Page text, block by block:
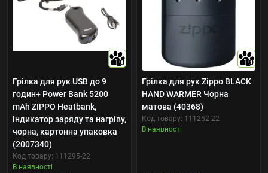
10
Грілка для рук USB до 9
годин+ Power Bank 5200
mAh ZIPPO Heatbank,
індикатор заряду та нагріву,
чорна, картонна упаковка
(2007340)
Код товару: 111295-22
В наявності
10
Грілка для рук Zippo BLACK
HAND WARMER Чорна
матова (40368)
Код товару: 111252-22
В наявності